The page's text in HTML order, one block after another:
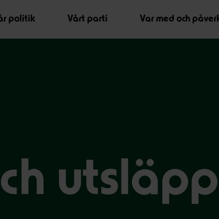
politik
Vårt parti Var med och
utsläpp